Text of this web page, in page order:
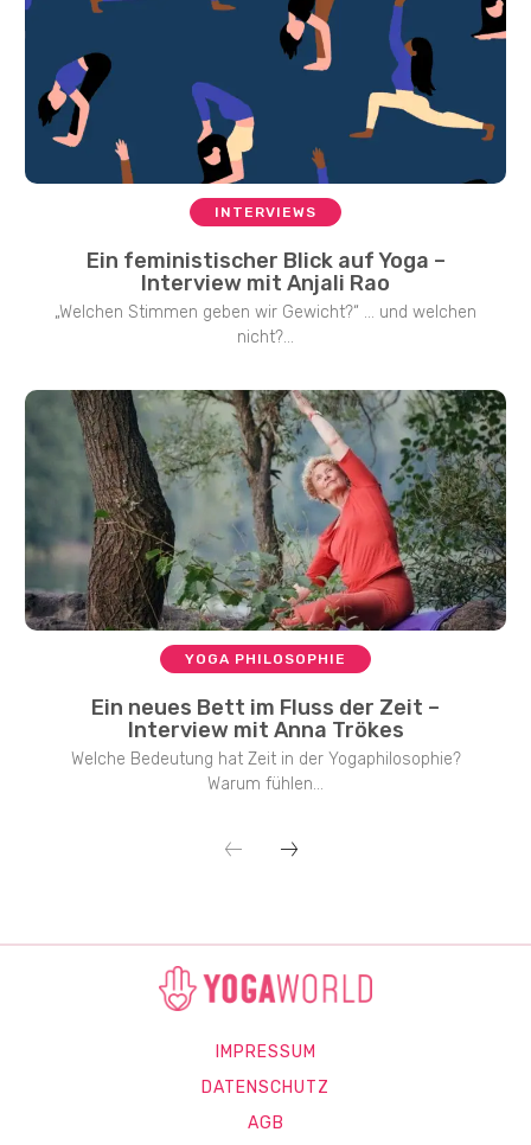
INTERVIEWS
Ein feministischer Blick auf Yoga –
Interview mit Anjali Rao
„Welchen Stimmen geben wir Gewicht?“ … und welchen
nicht?...
YOGA PHILOSOPHIE
Ein neues Bett im Fluss der Zeit –
Interview mit Anna Trökes
Welche Bedeutung hat Zeit in der Yogaphilosophie?
Warum fühlen...
IMPRESSUM
DATENSCHUTZ
AGB